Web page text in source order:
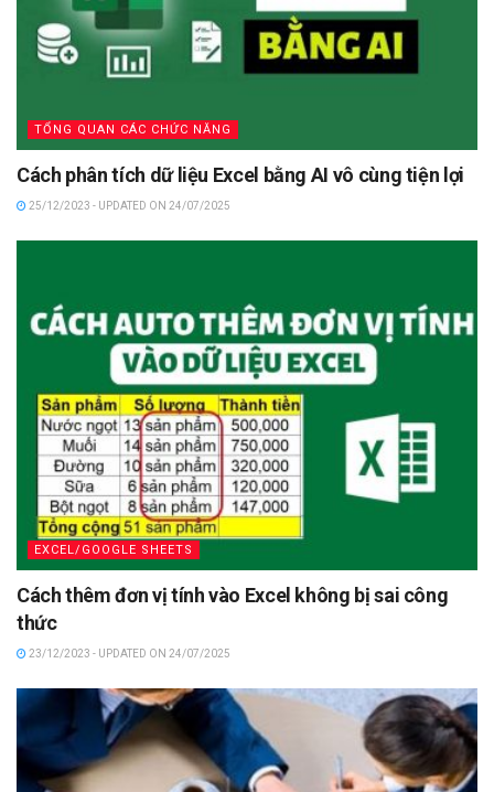
TỔNG QUAN CÁC CHỨC NĂNG
Cách phân tích dữ liệu Excel bằng AI vô cùng tiện lợi
25/12/2023 - UPDATED ON 24/07/2025
EXCEL/GOOGLE SHEETS
Cách thêm đơn vị tính vào Excel không bị sai công
thức
23/12/2023 - UPDATED ON 24/07/2025